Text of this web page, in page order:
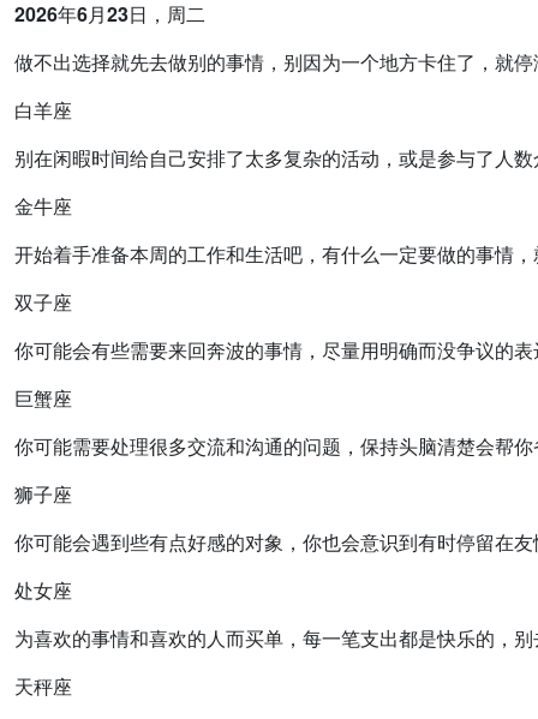
2026年6月23日，周二
做不出选择就先去做别的事情，别因为一个地方卡住了，就
白羊座
别在闲暇时间给自己安排了太多复杂的活动，或是参与了人
金牛座
开始着手准备本周的工作和生活吧，有什么一定要做的事情
双子座
你可能会有些需要来回奔波的事情，尽量用明确而没争议的
巨蟹座
你可能需要处理很多交流和沟通的问题，保持头脑清楚会帮
狮子座
你可能会遇到些有点好感的对象，你也会意识到有时停留在
处女座
为喜欢的事情和喜欢的人而买单，每一笔支出都是快乐的，
天秤座